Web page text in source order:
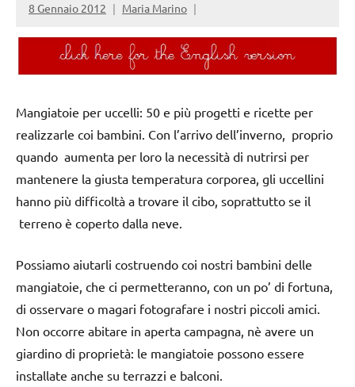
8 Gennaio 2012 Maria Marino
Mangiatoie per uccelli: 50 e più progetti e ricette per
realizzarle coi bambini. Con l’arrivo dell’inverno, proprio
quando aumenta per loro la necessità di nutrirsi per
mantenere la giusta temperatura corporea, gli uccellini
hanno più difficoltà a trovare il cibo, soprattutto se il
terreno è coperto dalla neve.
Possiamo aiutarli costruendo coi nostri bambini delle
mangiatoie, che ci permetteranno, con un po’ di fortuna,
di osservare o magari fotografare i nostri piccoli amici.
Non occorre abitare in aperta campagna, nè avere un
giardino di proprietà: le mangiatoie possono essere
installate anche su terrazzi e balconi.